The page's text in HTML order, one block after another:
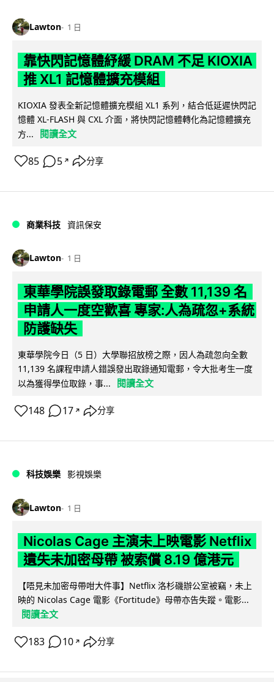
Lawton 1 日
靠快閃記憶體紓緩 DRAM 不足 KIOXIA
推 XL1 記憶體擴充模組
KIOXIA 發表全新記憶體擴充模組 XL1 系列，結合低延遲快閃記
憶體 XL-FLASH 與 CXL 介面，將快閃記憶體轉化為記憶體擴充
方...
閱讀全文
85 5 ↗ 分享
商業科技 資訊保安
Lawton 1 日
東華學院誤發取錄電郵 全數 11,139 名
申請人一度空歡喜 專家:人為疏忽+系統
防護缺失
東華學院今日（5 日）大學聯招放榜之際，因人為疏忽向全數
11,139 名課程申請人錯誤發出取錄通知電郵，令大批考生一度
以為獲得學位取錄，事...
閱讀全文
148 17 ↗ 分享
科技娛樂 影視娛樂
Lawton 1 日
Nicolas Cage 主演未上映電影 Netflix
遺失未加密母帶 被索償 8.19 億港元
【唔見未加密母帶咁大件事】Netflix 洛杉磯辦公室被竊，未上
映的 Nicolas Cage 電影《Fortitude》母帶亦告失蹤。電影...
閱讀全文
183 10 ↗ 分享